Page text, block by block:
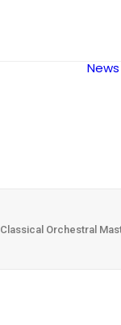
News
Classical Orchestral